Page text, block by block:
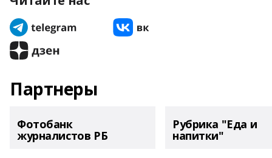
Партнеры
Фотобанк
журналистов РБ
Рубрика "Еда и
напитки"